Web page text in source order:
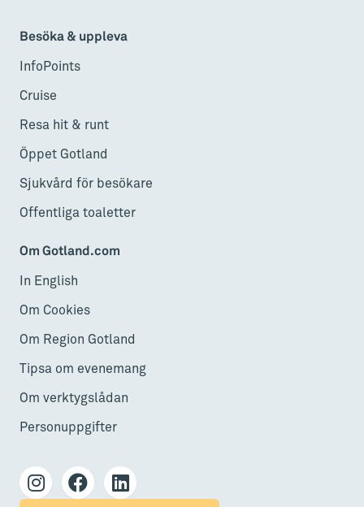
Besöka & uppleva
InfoPoints
Cruise
Resa hit & runt
Öppet Gotland
Sjukvård för besökare
Offentliga toaletter
Om Gotland.com
In English
Om Cookies
Om Region Gotland
Tipsa om evenemang
Om verktygslådan
Personuppgifter